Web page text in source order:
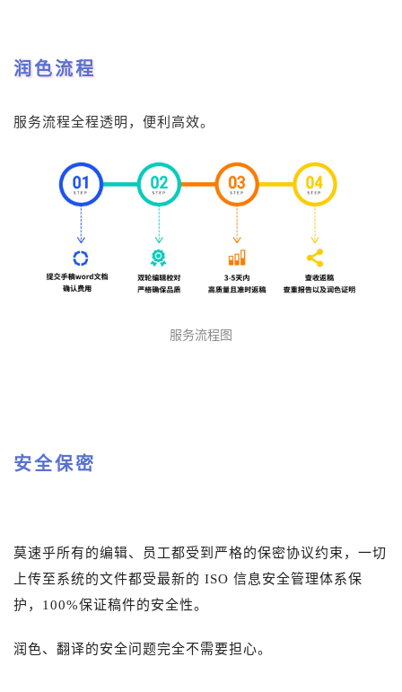
润色流程
服务流程全程透明，便利高效。
服务流程图
安全保密
莫速乎所有的编辑、员工都受到严格的保密协议约束，一切
上传至系统的文件都受最新的 ISO 信息安全管理体系保
护，100%保证稿件的安全性。
润色、翻译的安全问题完全不需要担心。